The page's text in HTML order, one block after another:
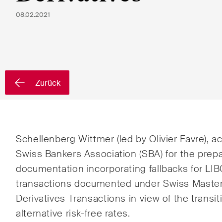
Zurück
08.02.2021
Schellenberg Wittmer (led by Olivier Favre),
Swiss Bankers Association (SBA) for the
documentation incorporating fallbacks for
transactions documented under Swiss
Derivatives Transactions in view of the
alternative risk-free rates.
Monatlich ausgewählte
Tätigkeitsbereiche,
Fachgebiete und Branchen,
sowie Newsflashes über die
jüngsten Entwicklungen.